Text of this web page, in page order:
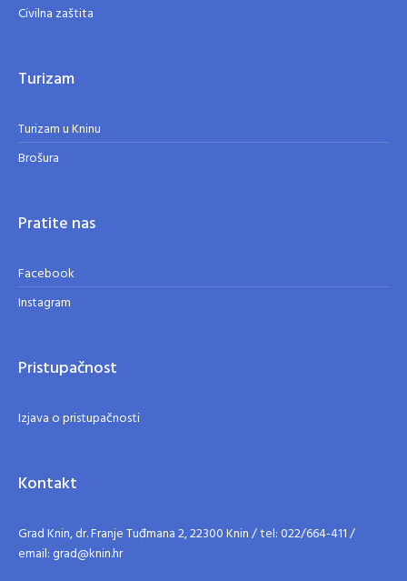
Civilna zaštita
Turizam
Turizam u Kninu
Brošura
Pratite nas
Facebook
Instagram
Pristupačnost
Izjava o pristupačnosti
Kontakt
Grad Knin, dr. Franje Tuđmana 2, 22300 Knin / tel: 022/664-411 /
email: grad@knin.hr